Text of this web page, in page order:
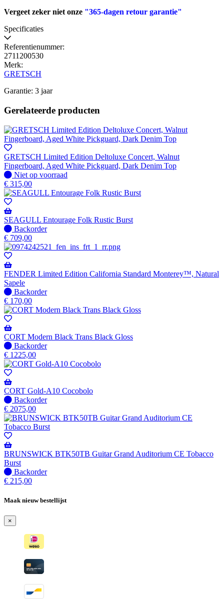
Vergeet zeker niet onze "365-dagen retour garantie"
Specificaties
Referentienummer:
2711200530
Merk:
GRETSCH
Garantie: 3 jaar
Gerelateerde producten
GRETSCH Limited Edition Deltoluxe Concert, Walnut
Fingerboard, Aged White Pickguard, Dark Denim Top
Niet
op
voorraad
Niet op voorraad
€ 315,00
SEAGULL Entourage Folk Rustic Burst
Niet
op
voorraad
-
Wordt
verzonden
wanneer
beschikbaar
Backorder
€ 709,00
FENDER Limited Edition California Standard Monterey™, Natural
Sapele
Niet
op
voorraad
-
Wordt
verzonden
wanneer
beschikbaar
Backorder
€ 170,00
CORT Modern Black Trans Black Gloss
Niet
op
voorraad
-
Wordt
verzonden
wanneer
beschikbaar
Backorder
€ 1225,00
CORT Gold-A10 Cocobolo
Niet
op
voorraad
-
Wordt
verzonden
wanneer
beschikbaar
Backorder
€ 2075,00
BRUNSWICK BTK50TB Guitar Grand Auditorium CE Tobacco
Burst
Niet
op
-
verzonden
wanneer
beschikbaar
Backorder
€ 215,00
Maak nieuw bestellijst
×